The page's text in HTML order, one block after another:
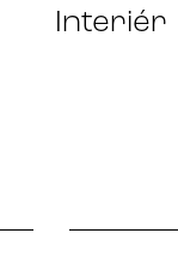
Interiér